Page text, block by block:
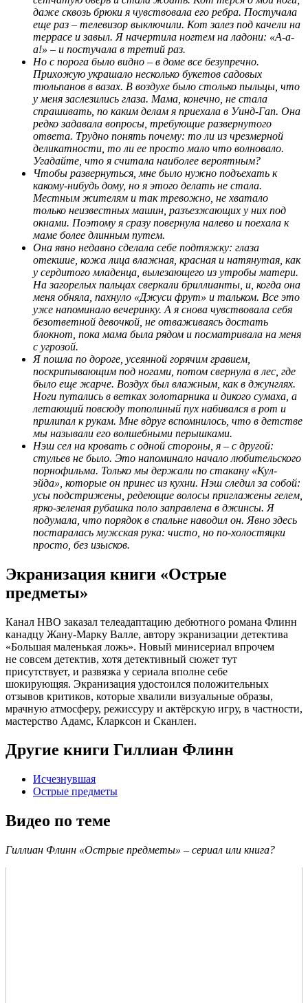
даже сквозь брюки я чувствовала его ребра. Постучала
еще раз – телевизор выключили. Кот залез под качели на
террасе и завыл. Я начертила ногтем на ладони: «А-а-
а!» – и постучала в третий раз.
Но с порога было видно – в доме все безупречно.
Прихожую украшало несколько букетов садовых
тюльпанов в вазах. В воздухе было столько пыльцы, что
у меня заслезились глаза. Мама, конечно, не стала
спрашивать, по каким делам я приехала в Уинд-Гап. Она
редко задавала вопросы, требующие развернутого
ответа. Трудно понять почему: то ли из чрезмерной
деликатности, то ли ее просто мало что волновало.
Угадайте, что я считала наиболее вероятным?
Чтобы развернуться, мне было нужно подъехать к
какому-нибудь дому, но я этого делать не стала.
Местным жителям и так тревожно, не хватало
только неизвестных машин, разъезжающих у них под
окнами. Поэтому я сразу повернула налево и поехала к
маме более длинным путем.
Она явно недавно сделала себе подтяжку: глаза
отекшие, кожа лица влажная, красная и натянутая, как
у сердитого младенца, вылезающего из утробы матери.
На загорелых пальцах сверкали бриллианты, и, когда она
меня обняла, пахнуло «Джуси фрут» и тальком. Все это
уже напоминало вечеринку. А я снова чувствовала себя
безответной девочкой, не отваживаясь достать
блокнот, пока мама была рядом и посматривала на меня
с угрозой.
Я пошла по дороге, усеянной горячим гравием,
поскрипывающим под ногами, потом свернула в лес, где
было еще жарче. Воздух был влажным, как в джунглях.
Ноги путались в ветках золотарника и дикого сумаха, а
летающий повсюду тополиный пух набивался в рот и
прилипал к рукам. Мне вдруг вспомнилось, что в детстве
мы называли его волшебными перышками.
Нэш сел на кровать с одной стороны, я – с другой:
стульев не было. Это напоминало начало любительского
порнофильма. Только мы держали по стакану «Кул-
эйда», которые он принес из кухни. Нэш следил за собой:
усы подстрижены, редеющие волосы приглажены гелем,
ярко-зеленая рубашка поло заправлена в джинсы. Я
подумала, что порядок в спальне наводил он. Явно здесь
постаралась мужская рука: чисто, но по-холостяцки
просто, без изысков.
Экранизация книги «Острые
предметы»
Канал HBO заказал телеадаптацию дебютного романа Флинн
канадцу Жану-Марку Валле, автору экранизации детектива
«Большая маленькая ложь». Новый минисериал впрочем
не совсем детектив, хотя детективный сюжет тут
присутствует, и развязка у сериала вполне себе
шокирующяя. Экранизация удостоился положительных
отзывов критиков, которые хвалили визуальные образы,
мрачную атмосферу, режиссуру и актёрскую игру, в частности,
мастерство Адамс, Кларксон и Сканлен.
Другие книги Гиллиан Флинн
Исчезнувшая
Острые предметы
Видео по теме
Гиллиан Флинн «Острые предметы» – сериал или книга?